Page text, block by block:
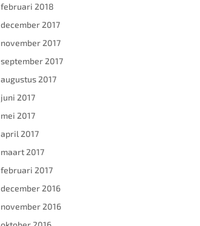
februari 2018
december 2017
november 2017
september 2017
augustus 2017
juni 2017
mei 2017
april 2017
maart 2017
februari 2017
december 2016
november 2016